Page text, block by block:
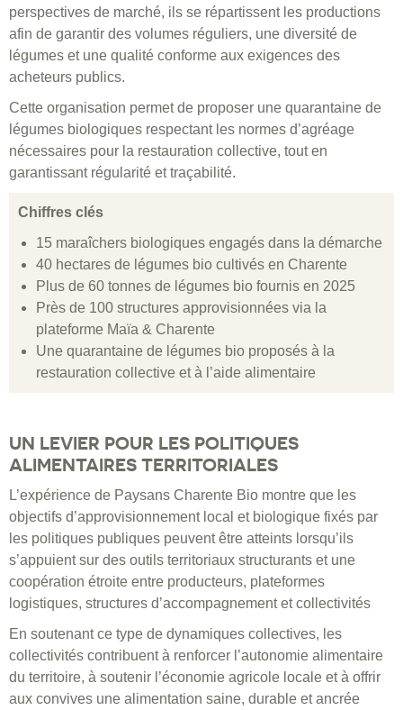
perspectives de marché, ils se répartissent les productions
afin de garantir des volumes réguliers, une diversité de
légumes et une qualité conforme aux exigences des
acheteurs publics.
Cette organisation permet de proposer une quarantaine de
légumes biologiques respectant les normes d’agréage
nécessaires pour la restauration collective, tout en
garantissant régularité et traçabilité.
Chiffres clés
15 maraîchers biologiques engagés dans la démarche
40 hectares de légumes bio cultivés en Charente
Plus de 60 tonnes de légumes bio fournis en 2025
Près de 100 structures approvisionnées via la
plateforme Maïa & Charente
Une quarantaine de légumes bio proposés à la
restauration collective et à l’aide alimentaire
UN LEVIER POUR LES POLITIQUES
ALIMENTAIRES TERRITORIALES
L’expérience de Paysans Charente Bio montre que les
objectifs d’approvisionnement local et biologique fixés par
les politiques publiques peuvent être atteints lorsqu’ils
s’appuient sur des outils territoriaux structurants et une
coopération étroite entre producteurs, plateformes
logistiques, structures d’accompagnement et collectivités
En soutenant ce type de dynamiques collectives, les
collectivités contribuent à renforcer l’autonomie alimentaire
du territoire, à soutenir l’économie agricole locale et à offrir
aux convives une alimentation saine, durable et ancrée